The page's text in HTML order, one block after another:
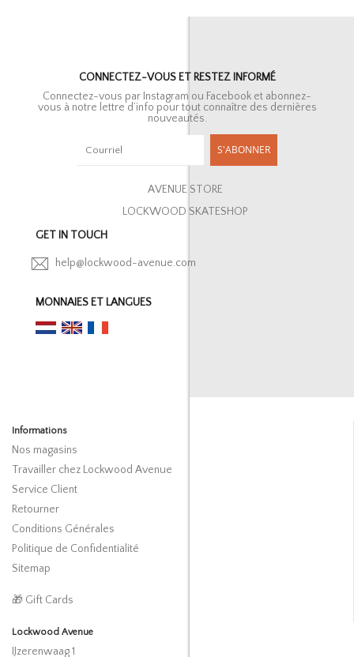
CONNECTEZ-VOUS ET RESTEZ INFORMÉ
Connectez-vous par Instagram ou Facebook et abonnez-
vous à notre lettre d’info pour tout connaître des dernières
nouveautés.
S'ABONNER
AVENUE STORE
LOCKWOOD SKATESHOP
GET IN TOUCH
help@lockwood-avenue.com
MONNAIES ET LANGUES
Informations
Nos magasins
Travailler chez Lockwood Avenue
Service Client
Retourner
Conditions Générales
Politique de Confidentialité
Sitemap
🎁 Gift Cards
Lockwood Avenue
IJzerenwaag 1